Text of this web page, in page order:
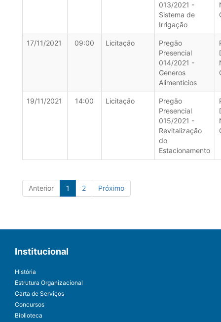
013/2021 -
Sistema de
Irrigação
17/11/2021 09:00 Licitação
Pregão
Presencial
014/2021 -
Generos
Alimentícios
19/11/2021 14:00 Licitação
Pregão
Presencial
015/2021 -
Revitalização
do
Estacionamento
Anterior 1 2 Próximo
Institucional
História
Estrutura Organizacional
Carta de Serviços
Concursos
Biblioteca